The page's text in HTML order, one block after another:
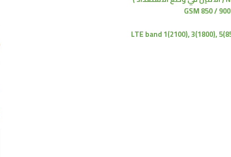
GSM 850 /
LTE band 1(2100), 3(1800),